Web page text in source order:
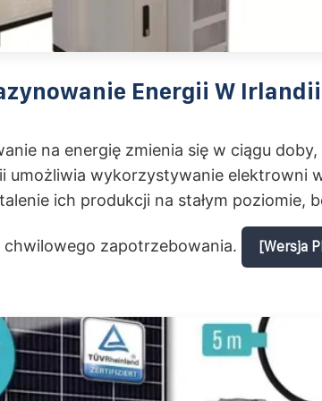
Energii W Irlandii
na energię zmienia się w ciągu doby,
umożliwia wykorzystywanie elektrowni
ich produkcji na stałym poziomie,
zapotrzebowania. [Wersja